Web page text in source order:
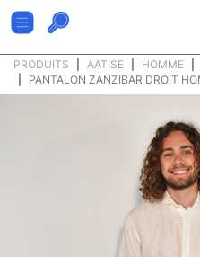
PRODUITS AATISE HOMME
PANTALON ZANZIBAR DROIT